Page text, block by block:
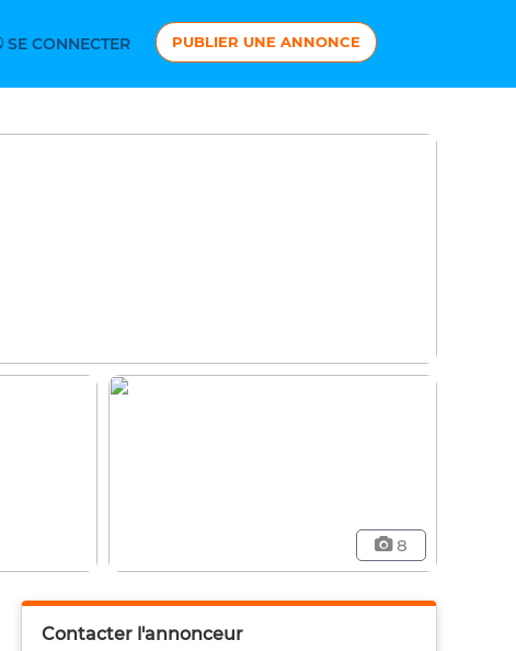
SE CONNECTER PUBLIER UNE ANNONCE
8
Contacter l'annonceur